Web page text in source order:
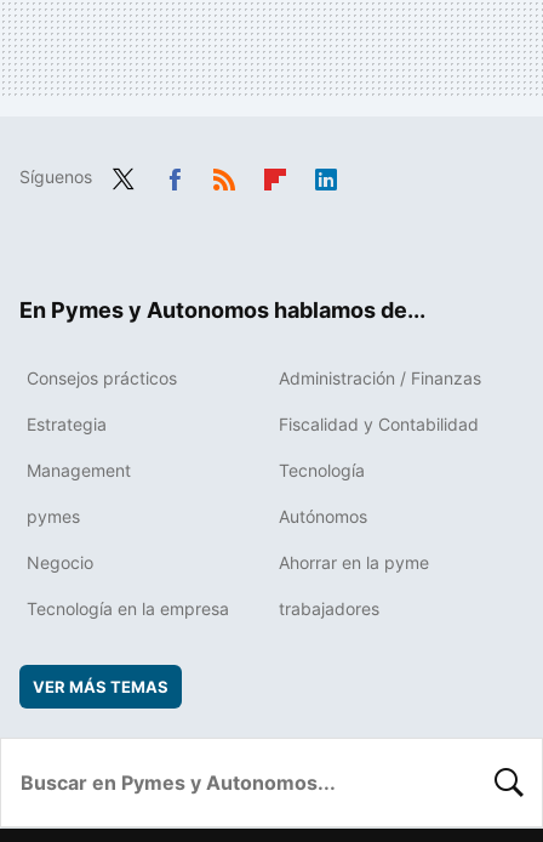
Síguenos
En Pymes y Autonomos hablamos de...
Consejos prácticos Administración / Finanzas
Estrategia Fiscalidad y Contabilidad
Management Tecnología
pymes Autónomos
Negocio Ahorrar en la pyme
Tecnología en la empresa trabajadores
VER MÁS TEMAS